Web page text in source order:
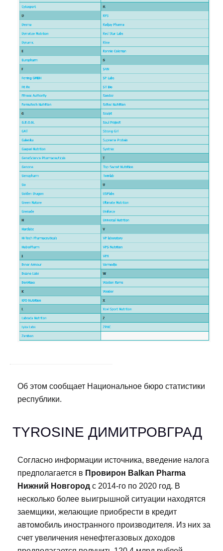
Об этом сообщает Национальное бюро статистики
республики.
TYROSINE ДИМИТРОВГРАД
Согласно информации источника, введение налога
предполагается в Провирон Balkan Pharma
Нижний Новгород с 2014-го по 2020 год. В
несколько более выигрышной ситуации находятся
заемщики, желающие приобрести в кредит
автомобиль иностранного производителя. Из них за
счет увеличения ненефтегазовых доходов